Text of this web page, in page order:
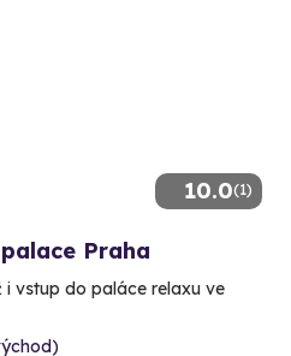
10.0(1)
Praha
vstup do paláce relaxu ve